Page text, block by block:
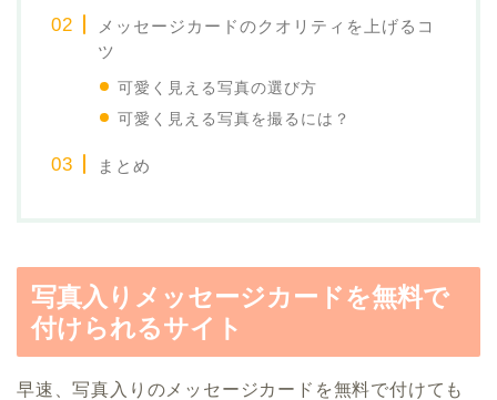
メッセージカードのクオリティを上げるコ
ツ
可愛く見える写真の選び方
可愛く見える写真を撮るには？
まとめ
写真入りメッセージカードを無料で
付けられるサイト
早速、写真入りのメッセージカードを無料で付けても